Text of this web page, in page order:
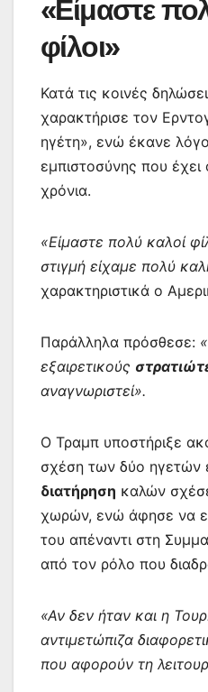
«Είμαστε
φίλοι»
Κατά τις κοινές
χαρακτήρισε τον
ηγέτη», ενώ έκανε
εμπιστοσύνης που έχει
χρόνια.
«Είμαστε πολύ καλοί
στιγμή είχαμε πολύ
χαρακτηριστικά ο
Παράλληλα πρόσθεσε:
εξαιρετικούς
αναγνωριστεί».
Ο Τραμπ υποστήριξε
σχέση των δύο ηγετών
διατήρηση καλών
χωρών, ενώ άφησε να
του απέναντι στη
από τον ρόλο που
«Αν δεν ήταν και η
αντιμετώπιζα
που αφορούν τη